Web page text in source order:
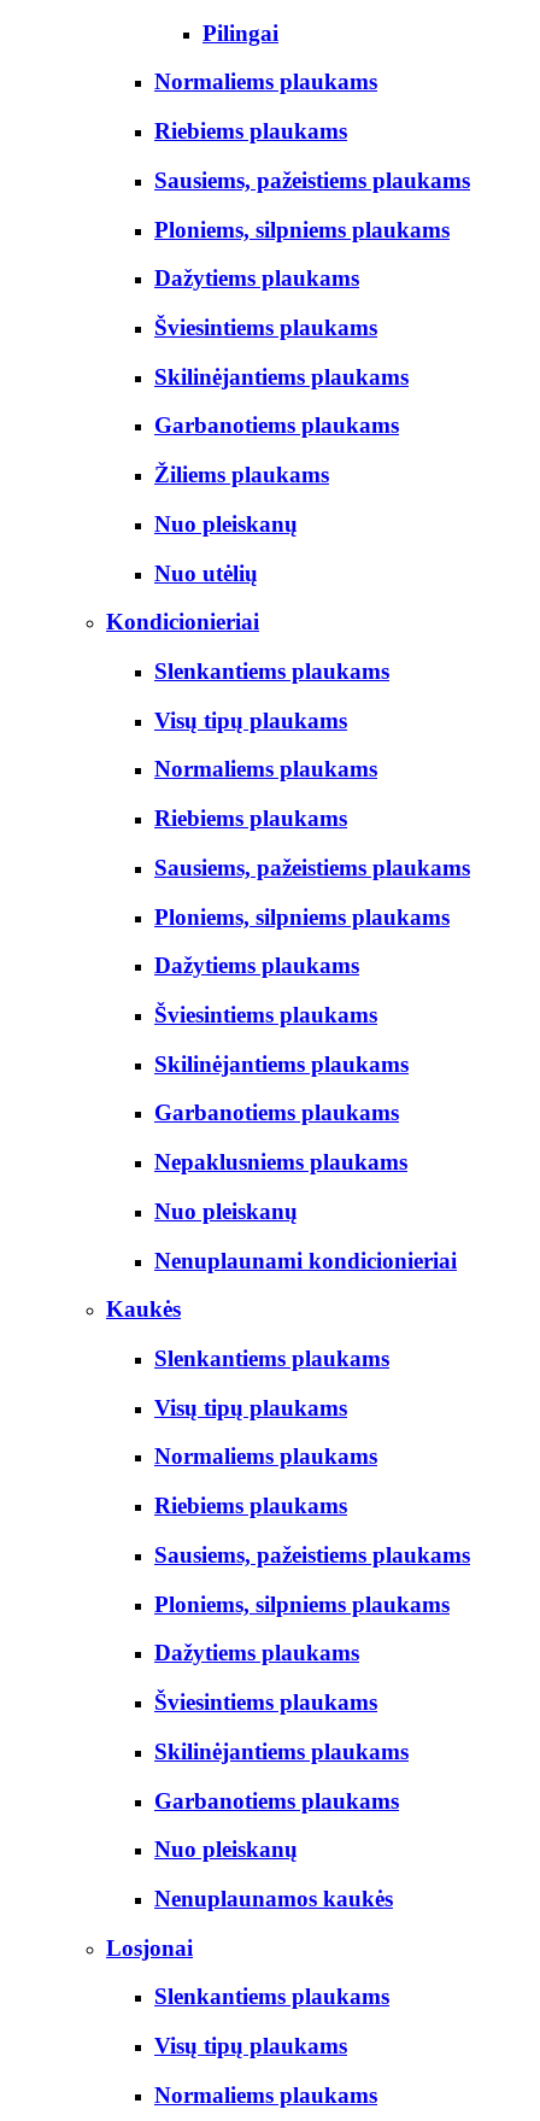
Pilingai
Normaliems plaukams
Riebiems plaukams
Sausiems, pažeistiems plaukams
Ploniems, silpniems plaukams
Dažytiems plaukams
Šviesintiems plaukams
Skilinėjantiems plaukams
Garbanotiems plaukams
Žiliems plaukams
Nuo pleiskanų
Nuo utėlių
Kondicionieriai
Slenkantiems plaukams
Visų tipų plaukams
Normaliems plaukams
Riebiems plaukams
Sausiems, pažeistiems plaukams
Ploniems, silpniems plaukams
Dažytiems plaukams
Šviesintiems plaukams
Skilinėjantiems plaukams
Garbanotiems plaukams
Nepaklusniems plaukams
Nuo pleiskanų
Nenuplaunami kondicionieriai
Kaukės
Slenkantiems plaukams
Visų tipų plaukams
Normaliems plaukams
Riebiems plaukams
Sausiems, pažeistiems plaukams
Ploniems, silpniems plaukams
Dažytiems plaukams
Šviesintiems plaukams
Skilinėjantiems plaukams
Garbanotiems plaukams
Nuo pleiskanų
Nenuplaunamos kaukės
Losjonai
Slenkantiems plaukams
Visų tipų plaukams
Normaliems plaukams